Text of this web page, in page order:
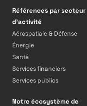
Références par secteur
d’activité
Aérospatiale & Défense
Énergie
Santé
Services financiers
Services publics
Notre écosystème de